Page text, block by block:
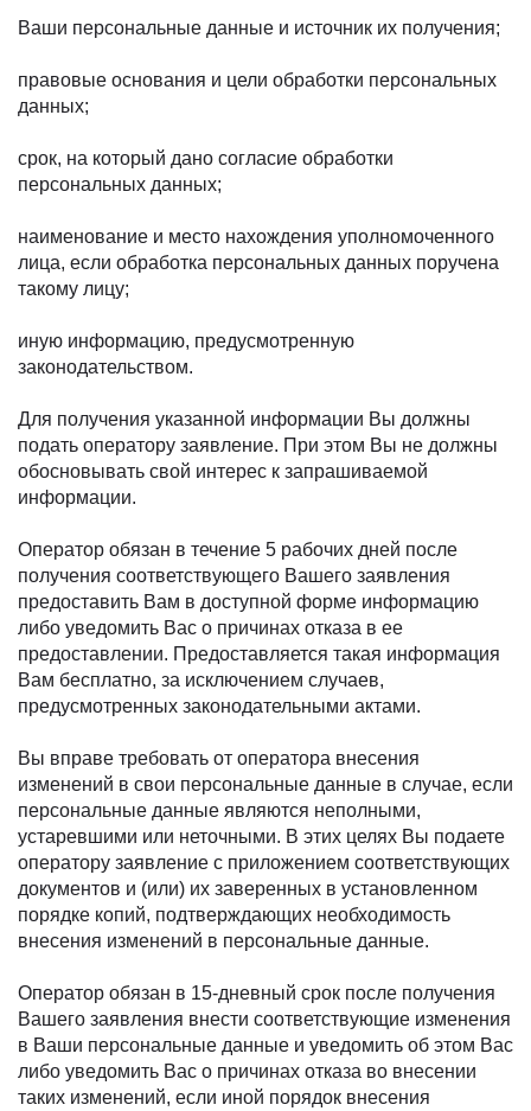
Ваши персональные данные и источник их получения;
правовые основания и цели обработки персональных
данных;
срок, на который дано согласие обработки
персональных данных;
наименование и место нахождения уполномоченного
лица, если обработка персональных данных поручена
такому лицу;
иную информацию, предусмотренную
законодательством.
Для получения указанной информации Вы должны
подать оператору заявление. При этом Вы не должны
обосновывать свой интерес к запрашиваемой
информации.
Оператор обязан в течение 5 рабочих дней после
получения соответствующего Вашего заявления
предоставить Вам в доступной форме информацию
либо уведомить Вас о причинах отказа в ее
предоставлении. Предоставляется такая информация
Вам бесплатно, за исключением случаев,
предусмотренных законодательными актами.
Вы вправе требовать от оператора внесения
изменений в свои персональные данные в случае, если
персональные данные являются неполными,
устаревшими или неточными. В этих целях Вы подаете
оператору заявление с приложением соответствующих
документов и (или) их заверенных в установленном
порядке копий, подтверждающих необходимость
внесения изменений в персональные данные.
Оператор обязан в 15-дневный срок после получения
Вашего заявления внести соответствующие изменения
в Ваши персональные данные и уведомить об этом Вас
либо уведомить Вас о причинах отказа во внесении
таких изменений, если иной порядок внесения